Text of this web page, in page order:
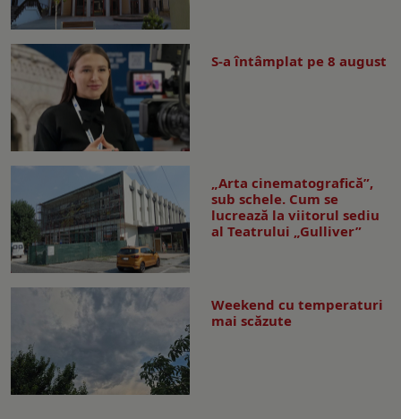
S-a întâmplat pe 8 august
„Arta cinematografică”,
sub schele. Cum se
lucrează la viitorul sediu
al Teatrului „Gulliver”
Weekend cu temperaturi
mai scăzute